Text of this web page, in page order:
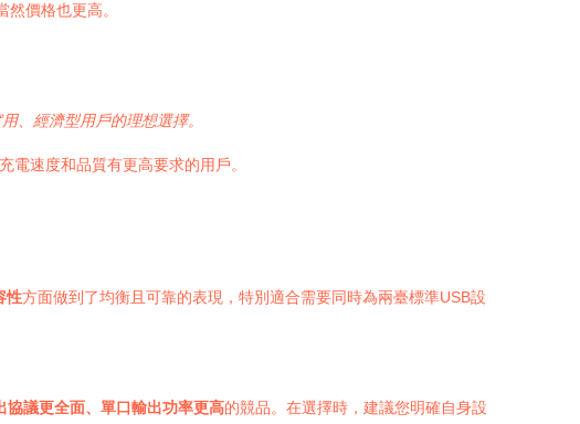
價格也更高。
、經濟型用戶的理想選擇。
速度和品質有更高要求的用戶。
性方面做到了均衡且可靠的表現，特別適合需要同時為兩臺標準USB設
協議更全面、單口輸出功率更高的競品。在選擇時，建議您明確自身設